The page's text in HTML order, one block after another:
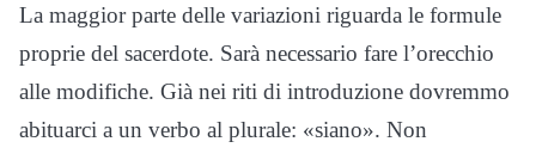
La maggior parte delle variazioni riguarda le formule
proprie del sacerdote. Sarà necessario fare l’orecchio
alle modifiche. Già nei riti di introduzione dovremmo
abituarci a un verbo al plurale: «siano». Non